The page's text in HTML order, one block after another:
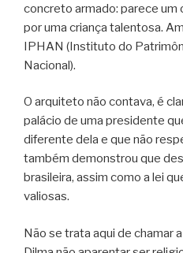
concreto armado: parece
por uma criança talentosa.
IPHAN (Instituto do
Nacional).
O arquiteto não contava, é
palácio de uma presidente
diferente dela e que não
também demonstrou que
brasileira, assim como a lei
valiosas.
Não se trata aqui de chamar